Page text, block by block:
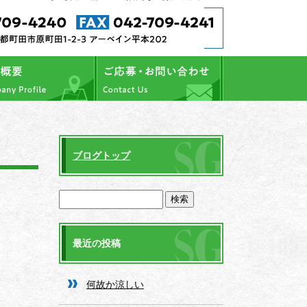
ブログトップ
最近の投稿
何故か涼しい